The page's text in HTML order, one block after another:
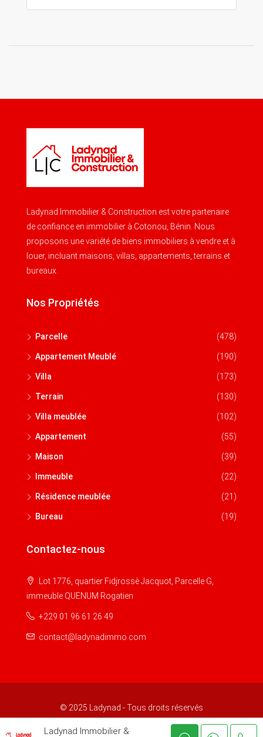
Ladynad Immobilier & Construction est votre partenaire
de confiance en immobilier à Cotonou, Bénin. Nous
proposons une variété de biens immobiliers à vendre et à
louer, incluant maisons, villas, appartements, terrains et
bureaux.
Nos Propriétés
Parcelle (478)
Appartement Meublé (190)
Villa (173)
Terrain (130)
Villa meublée (102)
Appartement (55)
Maison (39)
Immeuble (22)
Résidence meublée (21)
Bureau (19)
Contactez-nous
Lot 1776, quartier Fidjrossè Jacquot, Parcelle G,
immeuble QUENUM Rogatien
+229 01 96 61 26 49
contact@ladynadimmo.com
© 2025 Ladynad - Tous droits réservés
Ladynad Immobilier &